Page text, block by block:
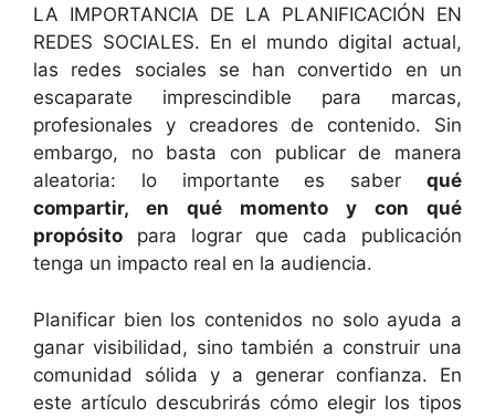
LA IMPORTANCIA DE LA PLANIFICACIÓN EN
REDES SOCIALES. En el mundo digital actual,
las redes sociales se han convertido en un
escaparate imprescindible para marcas,
profesionales y creadores de contenido. Sin
embargo, no basta con publicar de manera
aleatoria: lo importante es saber qué
compartir, en qué momento y con qué
propósito para lograr que cada publicación
tenga un impacto real en la audiencia.
Planificar bien los contenidos no solo ayuda a
ganar visibilidad, sino también a construir una
comunidad sólida y a generar confianza. En
este artículo descubrirás cómo elegir los tipos